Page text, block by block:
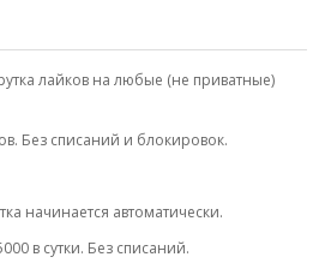
лайков на любые (не приватные)
Без списаний и блокировок.
начинается автоматически.
в сутки. Без списаний.